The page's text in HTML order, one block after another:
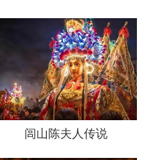
闾山陈夫人传说